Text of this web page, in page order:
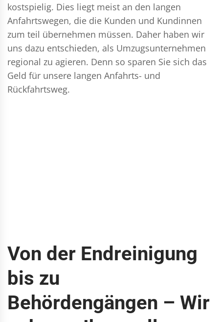
kostspielig. Dies liegt meist an den langen
Anfahrtswegen, die die Kunden und Kundinnen
zum teil übernehmen müssen. Daher haben wir
uns dazu entschieden, als Umzugsunternehmen
regional zu agieren. Denn so sparen Sie sich das
Geld für unsere langen Anfahrts- und
Rückfahrtsweg.
Von der Endreinigung
bis zu
Behördengängen – Wir